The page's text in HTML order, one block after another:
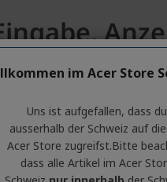
im Acer Store
Uns ist aufgefallen, dass du
ausserhalb ​der Schweiz auf
Acer Store zugreifst.​Bitte
dass alle Artikel im Acer